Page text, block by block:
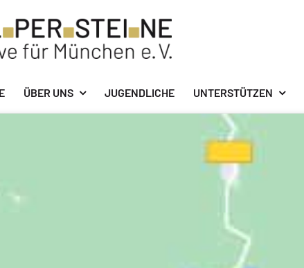
ÜBER UNS JUGENDLICHE UNTERSTÜTZEN